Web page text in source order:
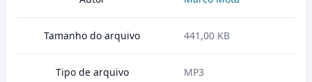
Tamanho do arquivo 441,00 KB
Tipo de arquivo MP3